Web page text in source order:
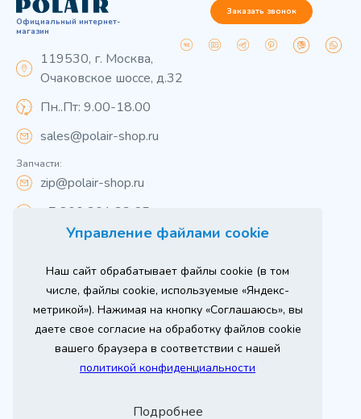
Управление файлами cookie
Наш сайт обрабатывает файлы cookie (в том
числе, файлы cookie, используемые «Яндекс-
метрикой»). Нажимая на кнопку «Соглашаюсь», вы
даете свое согласие на обработку файлов cookie
вашего браузера в соответствии с нашей
политикой конфиденциальности
Подробнее
Официальный интернет-
магазин
119530, г. Москва,
Очаковское шоссе, д.32
Пн..Пт: 9.00-18.00
sales@polair-shop.ru
Запчасти:
zip@polair-shop.ru
+7 800 301 33 65
Заказать звонок
Вся информация на сайте о товарах носит
справочный характер и не является публичной
офертой в соответствии с пунктом 2 статьи 437 ГК РФ.
Для получения подробной информации о наличии и
стоимости указанных товаров и (или) услуг,
пожалуйста, обращайтесь к менеджеру сайта по
телефону
При использовании материалов сайта ссылка
Продвижение сайта